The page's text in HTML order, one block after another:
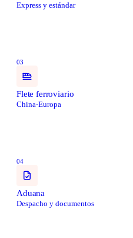
Express y estándar
03
Flete ferroviario
China-Europa
04
Aduana
Despacho y documentos